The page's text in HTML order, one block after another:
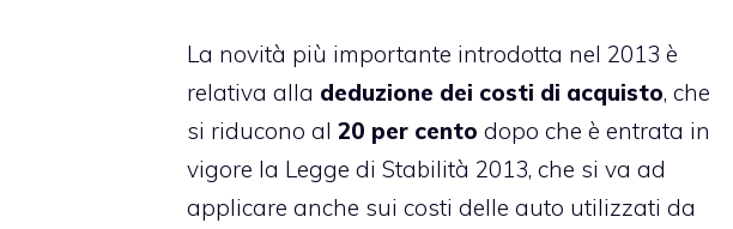
La novità più importante introdotta nel 2013 è
relativa alla deduzione dei costi di acquisto, che
si riducono al 20 per cento dopo che è entrata in
vigore la Legge di Stabilità 2013, che si va ad
applicare anche sui costi delle auto utilizzati da